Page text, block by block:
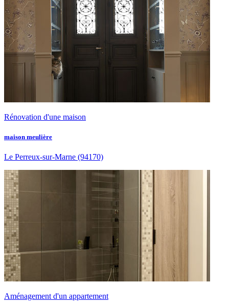
Rénovation d'une maison
maison meulière
Le Perreux-sur-Marne (94170)
Aménagement d'un appartement